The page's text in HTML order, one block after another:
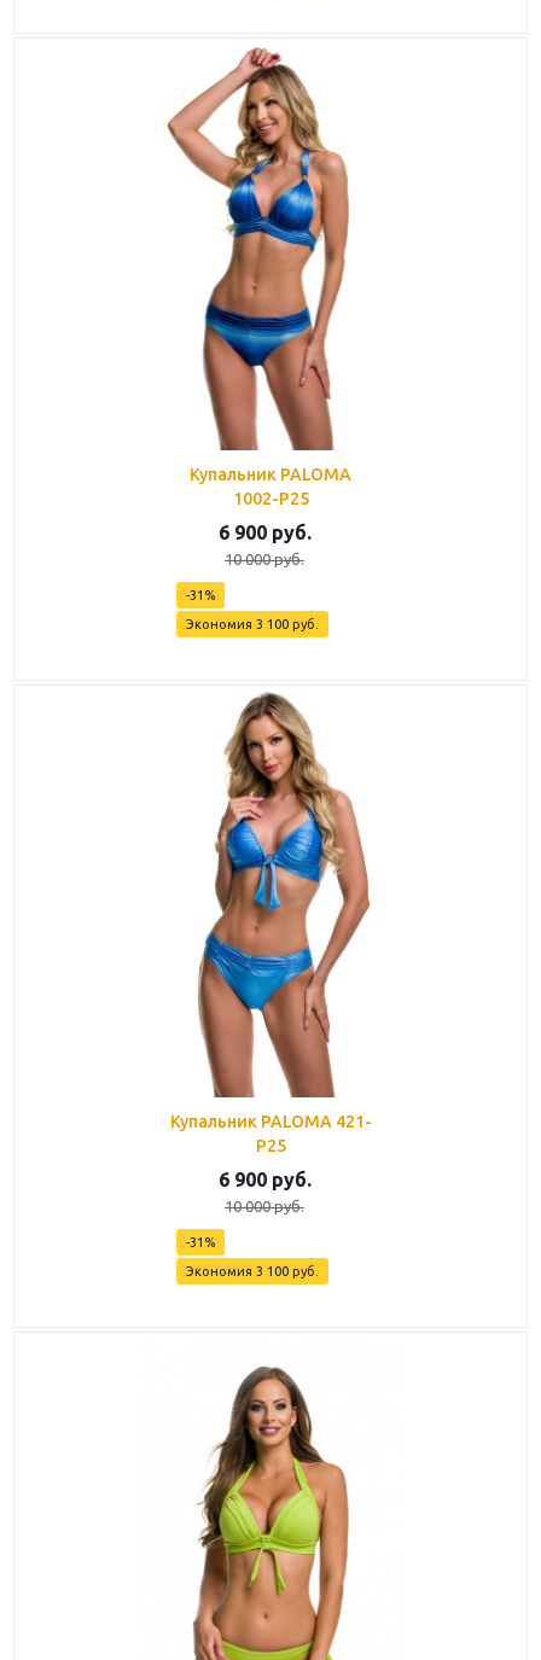
Купальник PALOMA
1002-P25
6 900руб.
10 000руб.
-31 %
Экономия 3 100руб.
Купальник PALOMA 421-
P25
6 900руб.
10 000руб.
-31 %
Экономия 3 100руб.